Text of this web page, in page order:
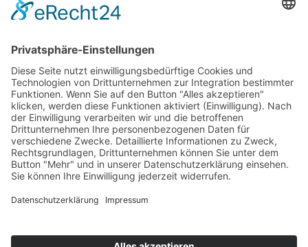
* Alle Preise inkl. gesetzl. Mehrwertsteuer zzgl.
und ggf.
Nachnahmegebühren, wenn nicht anders beschrieben
viba.de
4.90von5.00bei1685
Kontakt Versandkosten und Lieferung
Zahlungsarten
FAQ – Häufig gestellte Fragen
Mein Konto
Allgemeine Geschäftsbedingungen
Datenschutz
Impressum
Barrierefreiheit
Cookie-Einstellungen
Widerrufsbelehrung
Vertrag widerrufen